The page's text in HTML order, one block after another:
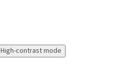
High-contrast mode